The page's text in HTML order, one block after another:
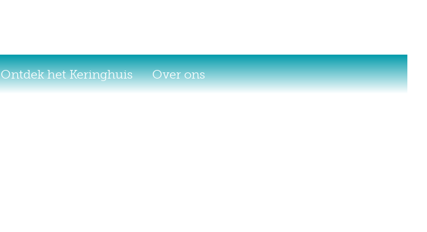
Ontdek het Keringhuis Over ons